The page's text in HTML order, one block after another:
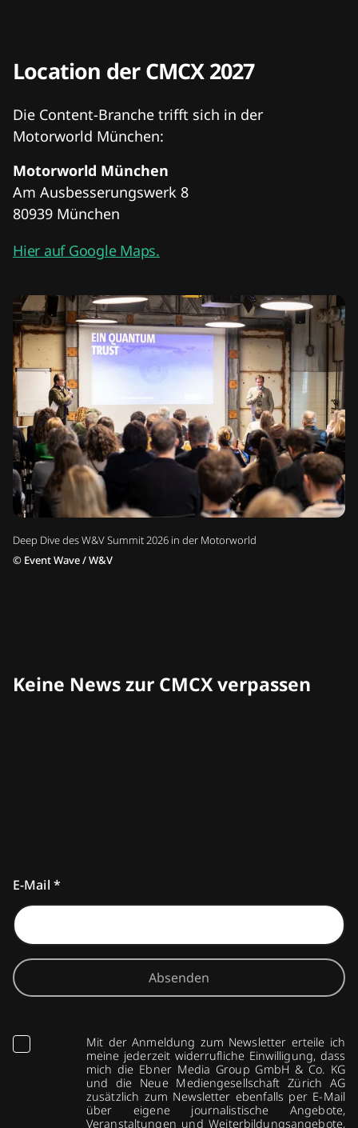
Deep Dive des W&V Summit 2026 in der Motorworld
© Event Wave / W&V
Location der CMCX 2027
Die Content-Branche trifft sich in der
Motorworld München:
Motorworld München
Am Ausbesserungswerk 8
80939 München
Hier auf Google Maps.
Keine News zur CMCX verpassen
E-Mail *
Absenden
Mit der Anmeldung zum Newsletter erteile ich
meine jederzeit widerrufliche Einwilligung, dass
mich die Ebner Media Group GmbH & Co. KG
und die Neue Mediengesellschaft Zürich AG
zusätzlich zum Newsletter ebenfalls per E-Mail
über eigene journalistische Angebote,
Veranstaltungen und Weiterbildungsangebote,